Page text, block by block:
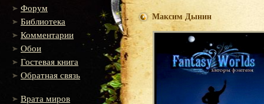
Форум
Библиотека
Комментарии
Обои
Гостевая книга
Обратная связь
Врата миров
Максим Дынин